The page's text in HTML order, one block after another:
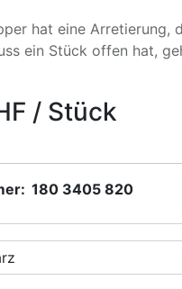
hat eine Arretierung,
ein Stück offen hat,
/ Stück
180 3405 820